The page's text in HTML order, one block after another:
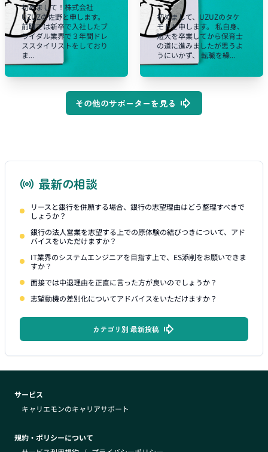
初めまして！株式会社
UZUZの佐野と申します。
前職では新卒で入社したブ
ライダル業界で３年間ドレ
ススタイリストをしており
ま...
初めまして、UZUZのタケ
モトと申します。 私自身、
短大を卒業してから保育士
の道に進みましたが思うよ
うにいかず、 転職を繰...
その他のサポーターを見る
最新の相談
リースと銀行を併願する場合、銀行の志望理由はどう整理すべきで
しょうか？
銀行の法人営業を志望する上での原体験の結びつきについて、アド
バイスをいただけますか？
IT業界のシステムエンジニアを目指す上で、ES添削をお願いできま
すか？
面接では中退理由を正直に言った方が良いのでしょうか？
志望動機の差別化についてアドバイスをいただけますか？
カテゴリ別 最新投稿
サービス
キャリエモンのキャリアサポート
規約・ポリシーについて